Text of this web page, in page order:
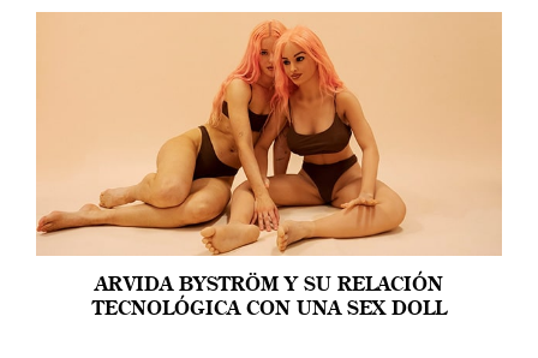
ARVIDA BYSTRÖM Y SU RELACIÓN
TECNOLÓGICA CON UNA SEX DOLL